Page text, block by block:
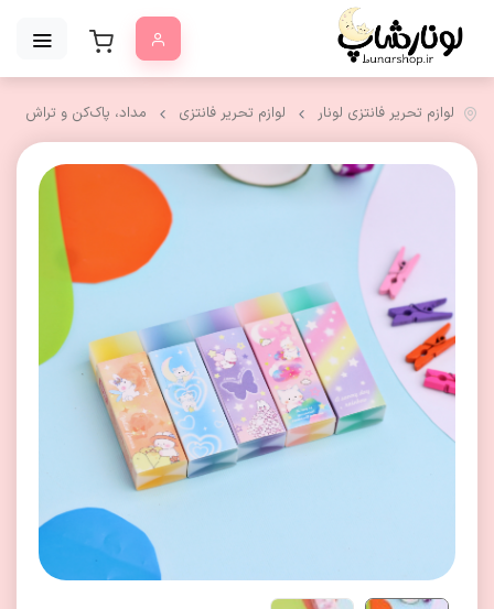
لوازم تحریر فانتزی لونار لوازم تحریر فانتزی مداد، پاک‌کن و تراش